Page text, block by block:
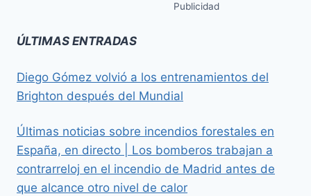
Publicidad
ÚLTIMAS ENTRADAS
Diego Gómez volvió a los entrenamientos del
Brighton después del Mundial
Últimas noticias sobre incendios forestales en
España, en directo | Los bomberos trabajan a
contrarreloj en el incendio de Madrid antes de
que alcance otro nivel de calor